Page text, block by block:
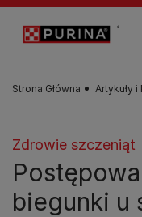
Przejdź do treści
Strona Główna Artykuły
Zdrowie szczeniąt
biegunki u